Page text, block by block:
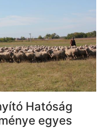
Hatóság
egyes